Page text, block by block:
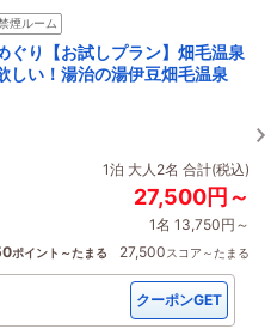
煙ルーム
ぐり【お試しプラン】畑毛温泉
しい！湯治の湯伊豆畑毛温泉
1泊 大人2名 合計(税込)
27,500円～
1名 13,750円～
ポイント～たまる 27,500スコア～たまる
クーポンGET